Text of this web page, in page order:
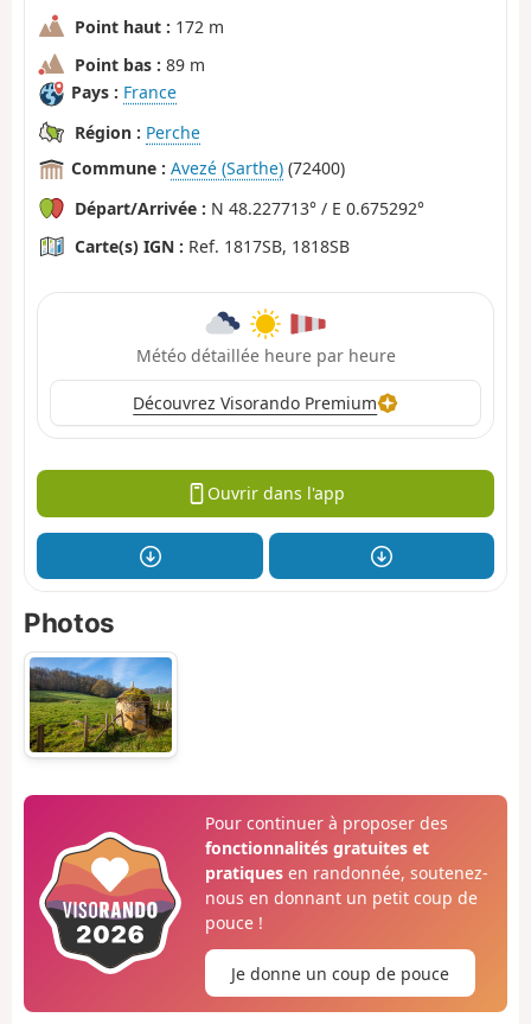
Point haut : 172 m
Point bas : 89 m
Pays : France
Région : Perche
Commune : Avezé (Sarthe) (72400)
Départ/Arrivée : N 48.227713° / E 0.675292°
Carte(s) IGN : Ref. 1817SB, 1818SB
Météo détaillée heure par heure
Découvrez Visorando Premium
Ouvrir dans l'app
Photos
Pour continuer à proposer des
fonctionnalités gratuites et
pratiquesen randonnée, soutenez-
nous en donnant un petit coup de
pouce !
Je donne un coup de pouce